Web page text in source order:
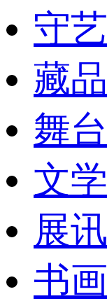
守艺
藏品
舞台
文学
展讯
书画